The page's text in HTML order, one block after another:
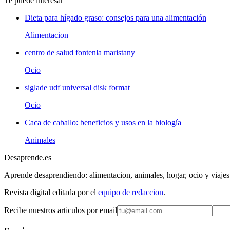
Dieta para hígado graso: consejos para una alimentación
Alimentacion
centro de salud fontenla maristany
Ocio
siglade udf universal disk format
Ocio
Caca de caballo: beneficios y usos en la biología
Animales
Desaprende.es
Aprende desaprendiendo: alimentacion, animales, hogar, ocio y
Revista digital editada por el equipo de redaccion.
Recibe nuestros articulos por email